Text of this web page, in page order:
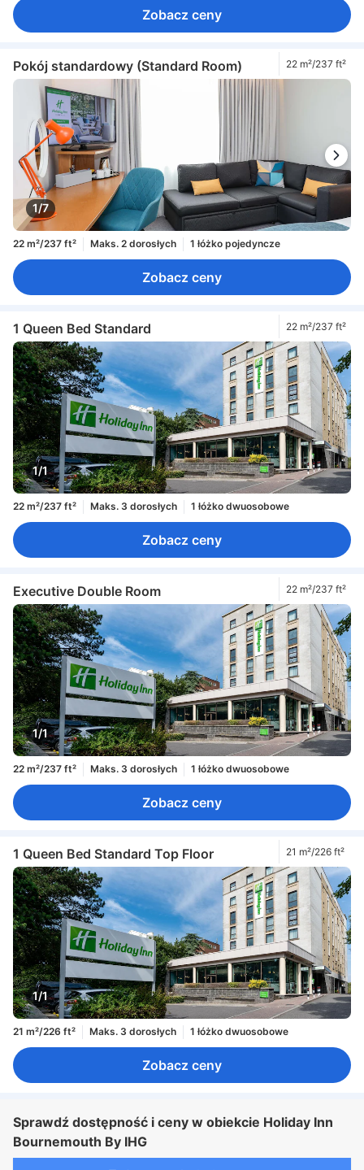
Zobacz ceny
Pokój standardowy (Standard Room) 22 m²/237 ft²
1/7
22 m²/237 ft² Maks. 2 dorosłych 1 łóżko pojedyncze
Zobacz ceny
1 Queen Bed Standard 22 m²/237 ft²
1/1
22 m²/237 ft² Maks. 3 dorosłych 1 łóżko dwuosobowe
Zobacz ceny
Executive Double Room 22 m²/237 ft²
1/1
22 m²/237 ft² Maks. 3 dorosłych 1 łóżko dwuosobowe
Zobacz ceny
1 Queen Bed Standard Top Floor 21 m²/226 ft²
1/1
21 m²/226 ft² Maks. 3 dorosłych 1 łóżko dwuosobowe
Zobacz ceny
Sprawdź dostępność i ceny w obiekcie Holiday Inn
Bournemouth By IHG